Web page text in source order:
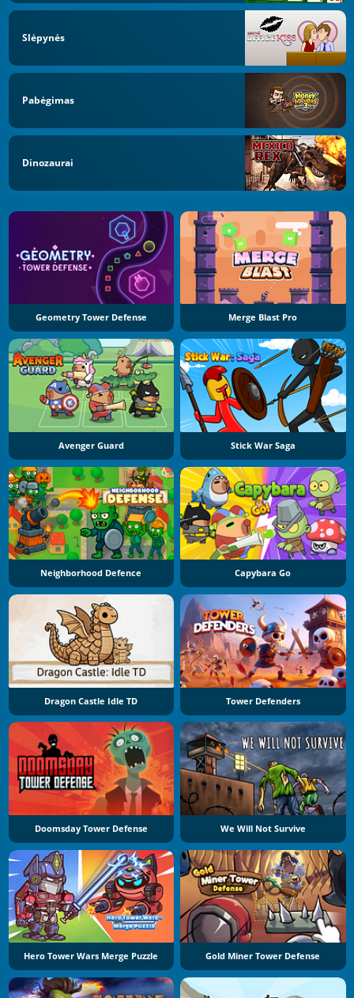
Slėpynės
Pabėgimas
Dinozaurai
Geometry Tower Defense Merge Blast Pro
Avenger Guard Stick War Saga
Neighborhood Defence Capybara Go
Dragon Castle Idle TD Tower Defenders
Doomsday Tower Defense We Will Not Survive
Hero Tower Wars Merge Puzzle Gold Miner Tower Defense